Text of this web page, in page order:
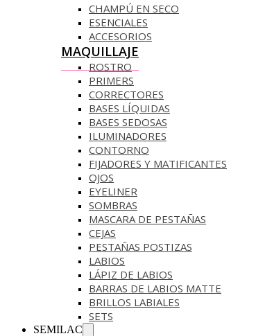
CHAMPÚ EN SECO
ESENCIALES
ACCESORIOS
MAQUILLAJE
ROSTRO
PRIMERS
CORRECTORES
BASES LÍQUIDAS
BASES SEDOSAS
ILUMINADORES
CONTORNO
FIJADORES Y MATIFICANTES
OJOS
EYELINER
SOMBRAS
MASCARA DE PESTAÑAS
CEJAS
PESTAÑAS POSTIZAS
LABIOS
LÁPIZ DE LABIOS
BARRAS DE LABIOS MATTE
BRILLOS LABIALES
SETS
SEMILAC